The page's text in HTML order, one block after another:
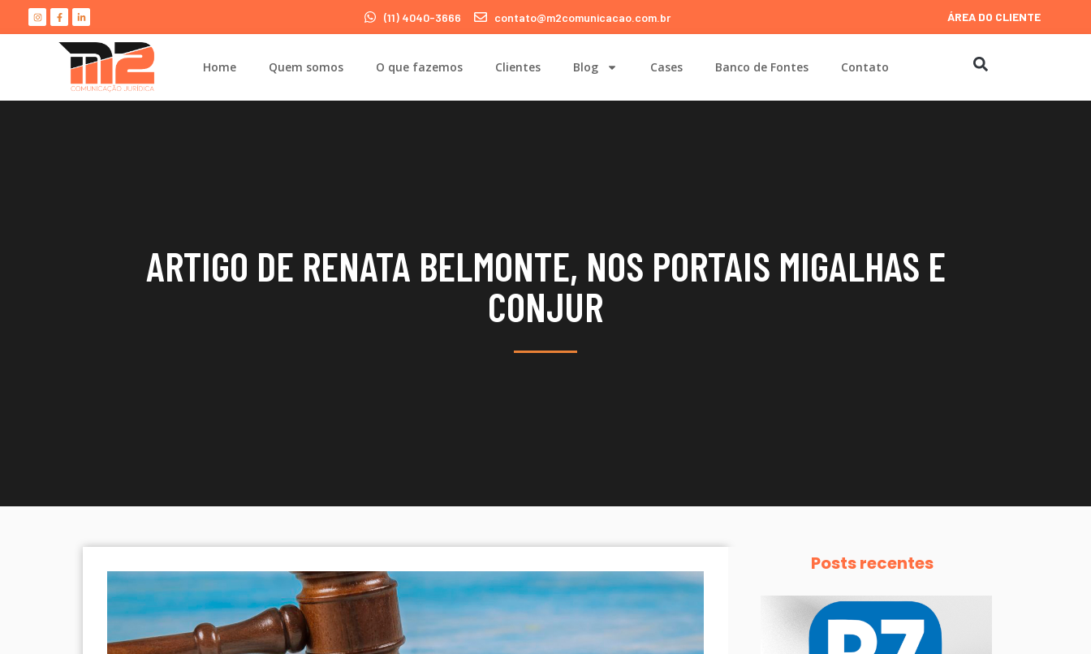
(11) 4040-3666 contato@m2comunicacao.com.br ÁREA DO CLIENTE
Home Quem somos O que fazemos Clientes Blog Cases Banco de Fontes Contato
ARTIGO DE RENATA BELMONTE, NOS PORTAIS MIGALHAS E
CONJUR
Posts recentes